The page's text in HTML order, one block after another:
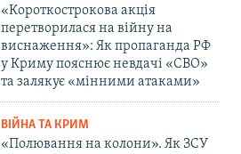
«Короткострокова акція
перетворилася на війну на
виснаження»: Як пропаганда РФ
у Криму пояснює невдачі «СВО»
та залякує «мінними атаками»
ВІЙНА ТА КРИМ
«Полювання на колони». Як ЗСУ